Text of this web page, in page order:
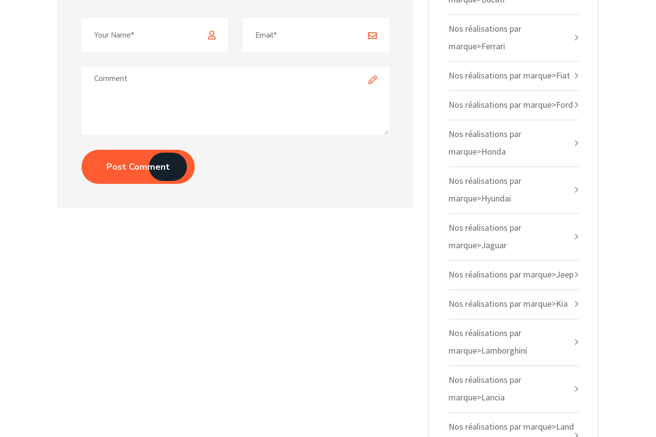
Post Comment
Nos réalisations par
marque>Ferrari
Nos réalisations par marque>Fiat
Nos réalisations par marque>Ford
Nos réalisations par
marque>Honda
Nos réalisations par
marque>Hyundai
Nos réalisations par
marque>Jaguar
Nos réalisations par marque>Jeep
Nos réalisations par marque>Kia
Nos réalisations par
marque>Lamborghini
Nos réalisations par
marque>Lancia
Nos réalisations par marque>Land